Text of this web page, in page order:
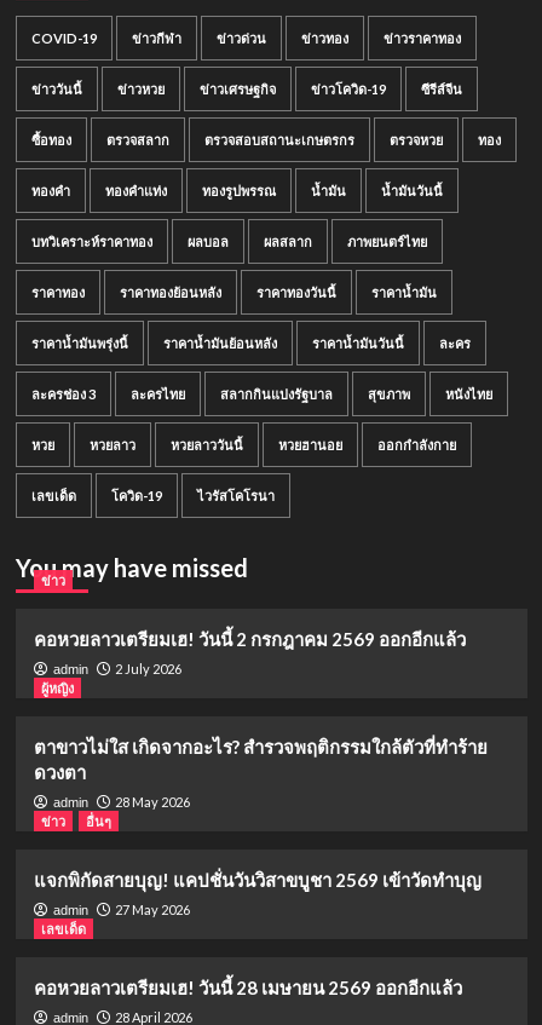
COVID-19 ข่าวกีฬา ข่าวด่วน ข่าวทอง ข่าวราคาทอง
ข่าววันนี้ ข่าวหวย ข่าวเศรษฐกิจ ข่าวโควิด-19 ซีรีส์จีน
ซื้อทอง ตรวจสลาก ตรวจสอบสถานะเกษตรกร ตรวจหวย ทอง
ทองคำ ทองคำแท่ง ทองรูปพรรณ น้ำมัน น้ำมันวันนี้
บทวิเคราะห์ราคาทอง ผลบอล ผลสลาก ภาพยนตร์ไทย
ราคาทอง ราคาทองย้อนหลัง ราคาทองวันนี้ ราคาน้ำมัน
ราคาน้ำมันพรุ่งนี้ ราคาน้ำมันย้อนหลัง ราคาน้ำมันวันนี้ ละคร
ละครช่อง 3 ละครไทย สลากกินแบ่งรัฐบาล สุขภาพ หนังไทย
หวย หวยลาว หวยลาววันนี้ หวยฮานอย ออกกำลังกาย
เลขเด็ด โควิด-19 ไวรัสโคโรนา
You may have missed
ข่าว
คอหวยลาวเตรียมเฮ! วันนี้ 2 กรกฎาคม 2569 ออกอีกแล้ว
admin
2 July 2026
ผู้หญิง
ตาขาวไม่ใส เกิดจากอะไร? สำรวจพฤติกรรมใกล้ตัวที่ทำร้าย
ดวงตา
admin
28 May 2026
ข่าว
อื่นๆ
แจกพิกัดสายบุญ! แคปชั่นวันวิสาขบูชา 2569 เข้าวัดทำบุญ
admin
27 May 2026
เลขเด็ด
คอหวยลาวเตรียมเฮ! วันนี้ 28 เมษายน 2569 ออกอีกแล้ว
admin 28 April 2026